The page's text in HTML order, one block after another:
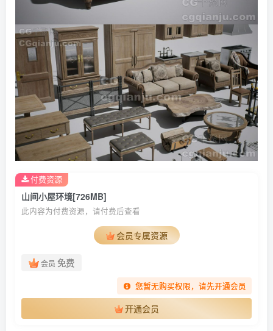
山间小屋环境[726MB]
此内容为付费资源，请付费后查看
会员专属资源
会员 免费
您暂无购买权限，请先开通会员
开通会员
付费资源